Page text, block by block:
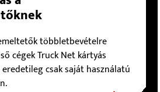
többletbevételre
cégek Truck Net kártyás
csak saját használatú